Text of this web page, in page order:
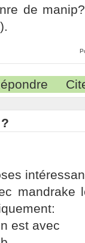
de
mandrake
est avec